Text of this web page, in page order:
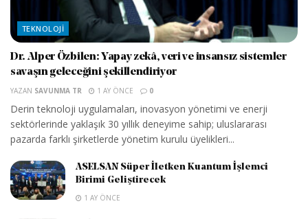
TEKNOLOJI
Dr. Alper Özbilen: Yapay zekâ, veri ve insansız sistemler
savaşın geleceğini şekillendiriyor
YAZAN SAVUNMA TR 1 AY ÖNCE 0
Derin teknoloji uygulamaları, inovasyon yönetimi ve enerji
sektörlerinde yaklaşık 30 yıllık deneyime sahip; uluslararası
pazarda farklı şirketlerde yönetim kurulu üyelikleri...
ASELSAN Süper İletken Kuantum İşlemci
Birimi Geliştirecek
1 AY ÖNCE